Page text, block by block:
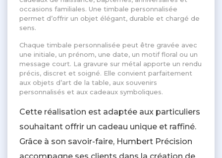
occasions familiales. Une timbale personnalisée
permet d’offrir un objet élégant, durable et chargé de
sens.
Chaque timbale personnalisée peut être gravée avec
une initiale, un prénom, une date, un motif floral ou un
message court. La gravure sur métal apporte un rendu
précis, discret et soigné. Elle convient parfaitement
aux objets d’art de la table, aux souvenirs
personnalisés et aux cadeaux symboliques.
Cette réalisation est adaptée aux particuliers
souhaitant offrir un cadeau unique et raffiné.
Grâce à son savoir-faire, Humbert Précision